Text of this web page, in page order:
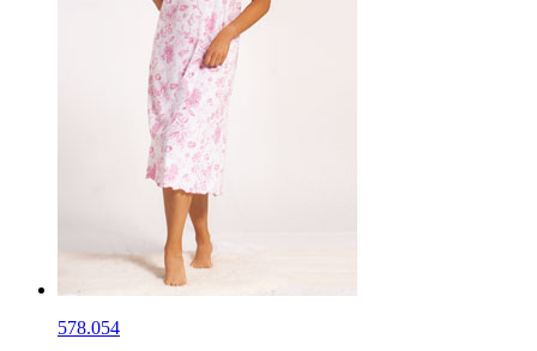
578.054